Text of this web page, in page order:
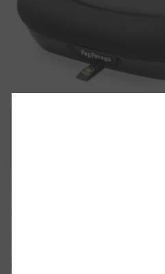
Sitzerhöhung
36 kg